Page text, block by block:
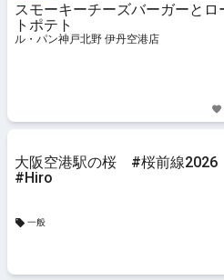
スモーキーチーズバーガーとロ
トポテト
ル・パン神戸北野 伊丹空港店
大阪空港駅の桜 #桜前線2026
#Hiro
一般